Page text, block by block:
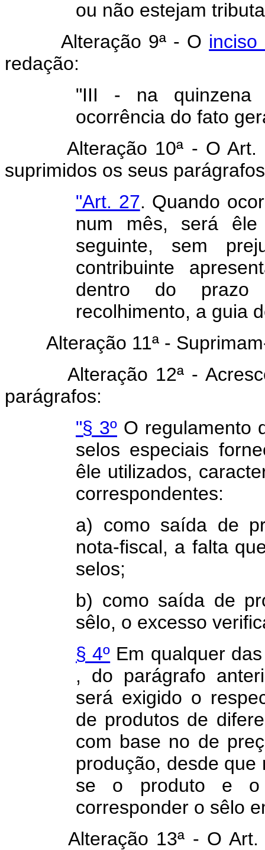
ou não estejam
Alteração 9ª - O
redação:
"III - na quinzena
ocorrência do fato
Alteração 10ª - O Art.
suprimidos os seus
"Art. 27. Quando
num mês, será
seguinte, sem
contribuinte
dentro do
recolhimento, a guia
Alteração 11ª -
Alteração 12ª -
parágrafos:
"§ 3º O regulamento
selos especiais
êle utilizados,
correspondentes:
a) como saída de
nota-fiscal, a falta
selos;
b) como saída de
sêlo, o excesso
§ 4º Em qualquer
, do parágrafo
será exigido o
de produtos de
com base no de
produção, desde
se o produto e o
corresponder o sêlo
Alteração 13ª - O Art.